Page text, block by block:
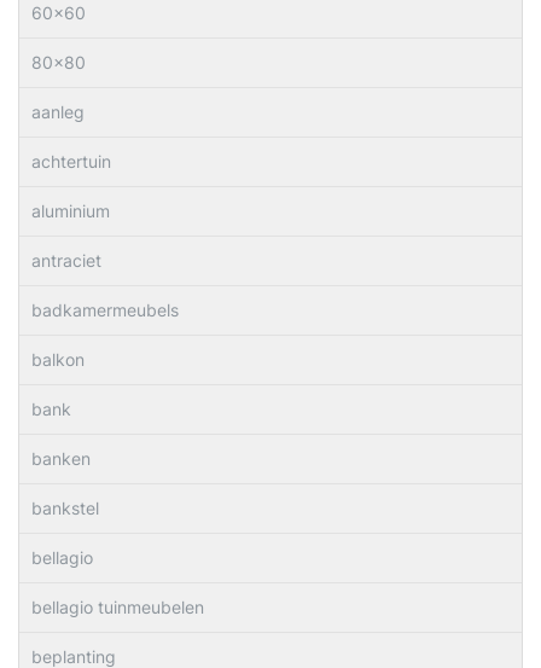
60×60
80×80
aanleg
achtertuin
aluminium
antraciet
badkamermeubels
balkon
bank
banken
bankstel
bellagio
bellagio tuinmeubelen
beplanting